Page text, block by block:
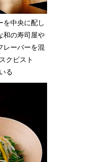
を中央に配し
和の寿司屋や
レーバーを混
クビスト
る